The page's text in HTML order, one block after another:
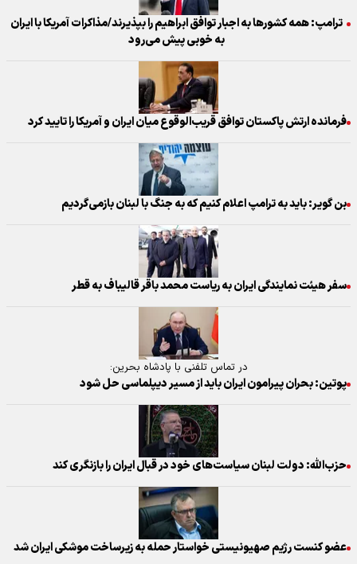
ترامپ: همه کشورها به اجبار توافق ابراهیم را بپذیرند/مذاکرات آمریکا با ایران
به خوبی پیش می‌رود
فرمانده ارتش پاکستان توافق قریب‌الوقوع میان ایران و آمریکا را تایید کرد
بن گویر: باید به ترامپ اعلام کنیم که به جنگ با لبنان بازمی‌گردیم
سفر هیئت نمایندگی ایران به ریاست محمد باقر قالیباف به قطر
در تماس تلفنی با پادشاه بحرین:
پوتین: بحران پیرامون ایران باید از مسیر دیپلماسی حل شود
حزب‌الله: دولت لبنان سیاست‌های خود در قبال ایران را بازنگری کند
عضو کنست رژیم صهیونیستی خواستار حمله به زیرساخت موشکی ایران شد